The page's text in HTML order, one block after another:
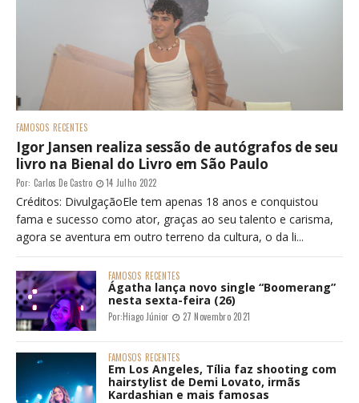
FAMOSOS RECENTES
Igor Jansen realiza sessão de autógrafos de seu
livro na Bienal do Livro em São Paulo
Por: Carlos De Castro 14 Julho 2022
Créditos: DivulgaçãoEle tem apenas 18 anos e conquistou
fama e sucesso como ator, graças ao seu talento e carisma,
agora se aventura em outro terreno da cultura, o da li...
FAMOSOS RECENTES
Ágatha lança novo single “Boomerang”
nesta sexta-feira (26)
Por:Hiago Júnior 27 Novembro 2021
FAMOSOS RECENTES
Em Los Angeles, Tília faz shooting com
hairstylist de Demi Lovato, irmãs
Kardashian e mais famosas